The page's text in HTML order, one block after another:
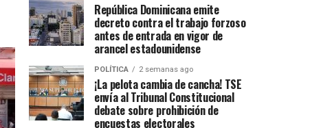
República Dominicana emite
decreto contra el trabajo forzoso
antes de entrada en vigor de
arancel estadounidense
POLÍTICA 2 semanas ago
¡La pelota cambia de cancha! TSE
envía al Tribunal Constitucional
debate sobre prohibición de
encuestas electorales